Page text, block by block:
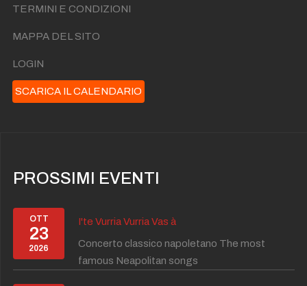
TERMINI E CONDIZIONI
MAPPA DEL SITO
LOGIN
SCARICA IL CALENDARIO
PROSSIMI EVENTI
OTT
23
2026
I'te Vurria Vurria Vas à
Concerto classico napoletano The most
famous Neapolitan songs